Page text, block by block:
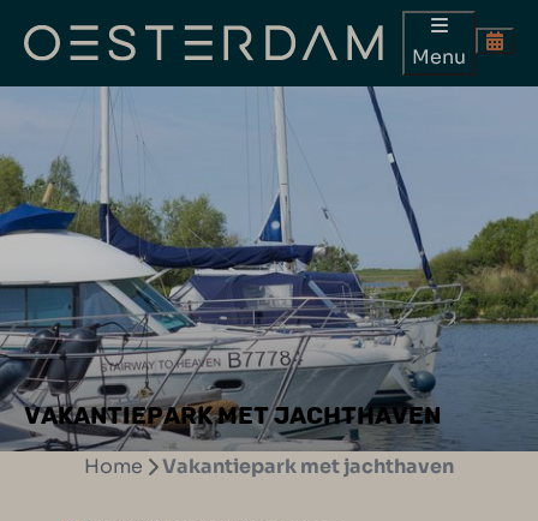
Menu
VAKANTIEPARK MET JACHTHAVEN
Home Vakantiepark met jachthaven